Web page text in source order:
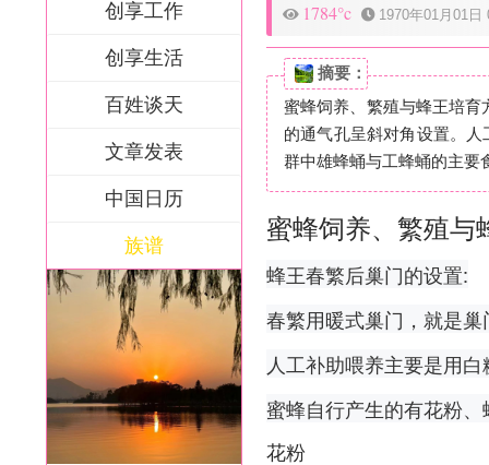
创享工作
创享生活
百姓谈天
文章发表
中国日历
族谱
1784°c 1970年01月01日
摘要：
蜜蜂饲养、繁殖与蜂王培
的通气孔呈斜对角设置。
群中雄蜂蛹与工蜂蛹的主要
蜜蜂饲养、繁殖与
蜂王春繁后巢门的设置:
春繁用暖式巢门，就是
人工补助喂养主要是用白
蜜蜂自行产生的有花粉
花粉